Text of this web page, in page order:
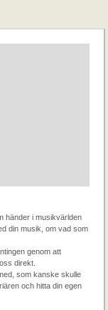
händer i musikvärlden
din musik, om vad som
genom att
direkt.
som kanske skulle
och hitta din egen